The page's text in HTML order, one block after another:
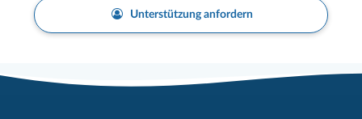
Unterstützung anfordern